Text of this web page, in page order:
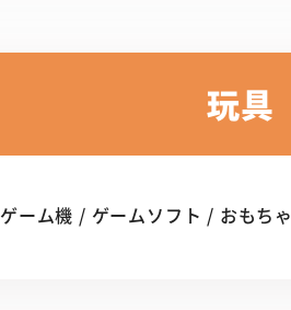
玩具
ゲーム機 / ゲームソフト / おもちゃ